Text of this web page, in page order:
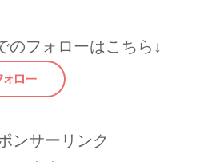
のフォローはこちら↓
ンサーリンク